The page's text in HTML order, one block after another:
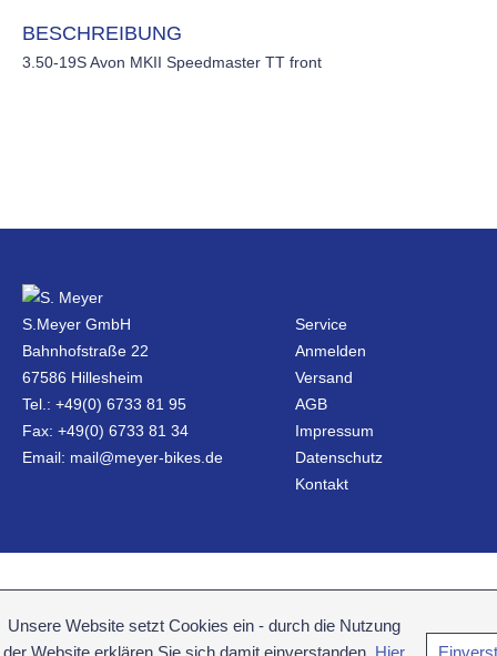
BESCHREIBUNG
3.50-19S Avon MKII Speedmaster TT front
S.Meyer GmbH
Bahnhofstraße 22
67586 Hillesheim
Tel.: +49(0) 6733 81 95
Fax: +49(0) 6733 81 34
Email: mail@meyer-bikes.de
Service
Anmelden
Versand
AGB
Impressum
Datenschutz
Kontakt
Unsere Website setzt Cookies ein - durch die Nutzung
der Website erklären Sie sich damit einverstanden. Hier